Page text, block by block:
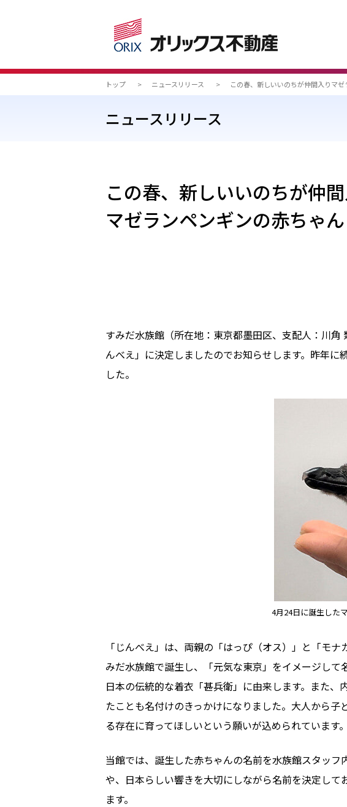
トップ > ニュースリリース > この春、新しいいのちが仲間入りマ
ニュースリリース
この春、新しいいのちが仲
マゼランペンギンの赤ちゃ
すみだ水族館（所在地：東京都墨田区、支配人：川
んべえ」に決定しましたのでお知らせします。昨年
した。
4月24日に誕生した
「じんべえ」は、両親の「はっぴ（オス）」と「モ
みだ水族館で誕生し、「元気な東京」をイメージし
日本の伝統的な着衣「甚兵衛」に由来します。また
たことも名付けのきっかけになりました。大人から
る存在に育ってほしいという願いが込められています。
当館では、誕生した赤ちゃんの名前を水族館スタッ
や、日本らしい響きを大切にしながら名前を決定し
ます。